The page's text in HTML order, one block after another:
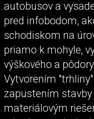
autobusov a
pred infobodom,
schodiskom na
priamo k mohyle,
výškového a
Vytvorením
zapustením stavby
materiálovým